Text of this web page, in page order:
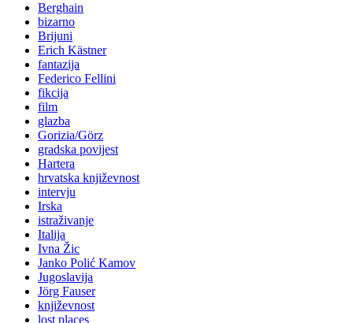
Berghain
bizarno
Brijuni
Erich Kästner
fantazija
Federico Fellini
fikcija
film
glazba
Gorizia/Görz
gradska povijest
Hartera
hrvatska književnost
intervju
Irska
istraživanje
Italija
Ivna Žic
Janko Polić Kamov
Jugoslavija
Jörg Fauser
književnost
lost places